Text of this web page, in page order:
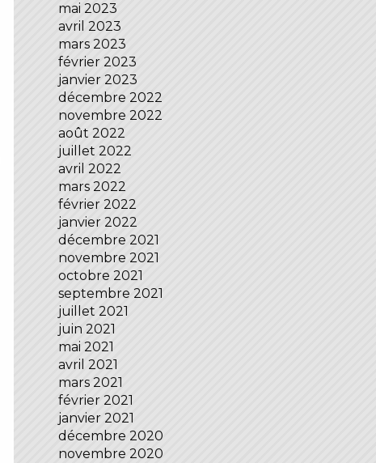
mai 2023
avril 2023
mars 2023
février 2023
janvier 2023
décembre 2022
novembre 2022
août 2022
juillet 2022
avril 2022
mars 2022
février 2022
janvier 2022
décembre 2021
novembre 2021
octobre 2021
septembre 2021
juillet 2021
juin 2021
mai 2021
avril 2021
mars 2021
février 2021
janvier 2021
décembre 2020
novembre 2020